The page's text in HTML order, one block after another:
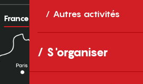
Autres activités
S'organiser
France Europe